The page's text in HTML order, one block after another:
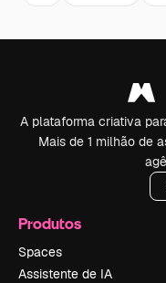
A plataforma criativa
Mais de 1 milhão de
Produtos
Spaces
Assistente de IA